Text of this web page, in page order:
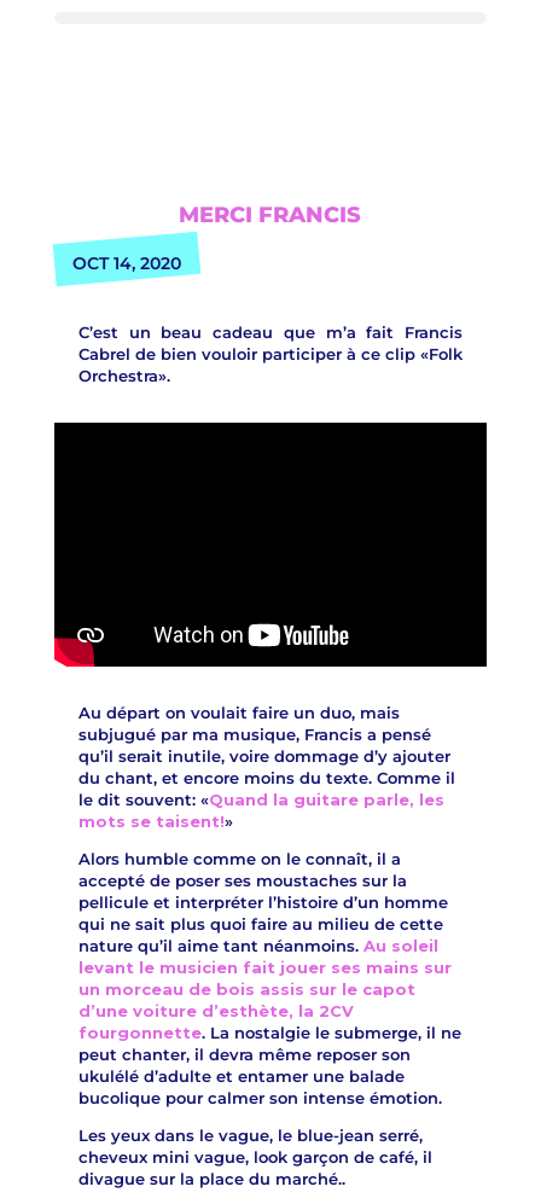
MERCI FRANCIS
OCT 14, 2020
C’est un beau cadeau que m’a fait Francis
Cabrel de bien vouloir participer à ce clip «Folk
Orchestra».
Au départ on voulait faire un duo, mais
subjugué par ma musique, Francis a pensé
qu’il serait inutile, voire dommage d’y ajouter
du chant, et encore moins du texte. Comme il
le dit souvent: «Quand la guitare parle, les
mots se taisent!»
Alors humble comme on le connaît, il a
accepté de poser ses moustaches sur la
pellicule et interpréter l’histoire d’un homme
qui ne sait plus quoi faire au milieu de cette
nature qu’il aime tant néanmoins. Au soleil
levant le musicien fait jouer ses mains sur
un morceau de bois assis sur le capot
d’une voiture d’esthète, la 2CV
fourgonnette. La nostalgie le submerge, il ne
peut chanter, il devra même reposer son
ukulélé d’adulte et entamer une balade
bucolique pour calmer son intense émotion.
Les yeux dans le vague, le blue-jean serré,
cheveux mini vague, look garçon de café, il
divague sur la place du marché..